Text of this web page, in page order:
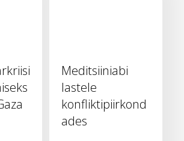
Meditsiiniabi
lastele
konfliktipiirkond
ades